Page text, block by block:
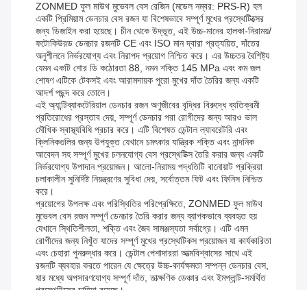
ZONMED ফুল মাউথ মুভেবল বেস রেজিন (মডেল নম্বর: PRS-R) হল
একটি প্রিমিয়াম ডেনচার বেস রজন যা বিশেষভাবে সম্পূর্ণ মুখের প্রস্থেটিক্সের
জন্য ডিজাইন করা হয়েছে। চীন থেকে উদ্ভূত, এই উচ্চ-মানের হালকা-নিরাময়/
ফটোকিউরড ডেনচার রজনটি CE এবং ISO মান দ্বারা প্রত্যয়িত, দাঁতের
অনুশীলনে নির্ভরযোগ্য এবং নিরাপদ প্রয়োগ নিশ্চিত করে। এর উচ্চতর বৈশিষ্ট্য
যেমন একটি শোর ডি কঠোরতা 88, নমন শক্তি 145 MPa এবং কম জল
শোষণ এটিকে টেকসই এবং আরামদায়ক পুরো মুখের দাঁত তৈরির জন্য একটি
আদর্শ পছন্দ করে তোলে।
এই অ্যান্টিব্যাকটেরিয়াল ডেনচার রজন অণুজীবের বৃদ্ধির বিরুদ্ধে ব্যতিক্রমী
প্রতিরোধের প্রস্তাব দেয়, সম্পূর্ণ ডেনচার পরা রোগীদের জন্য আরও ভাল
মৌখিক স্বাস্থ্যবিধি প্রচার করে। এটি বিশেষত ডেন্টাল ল্যাবরেটরি এবং
ক্লিনিকগুলির জন্য উপযুক্ত যেখানে চমৎকার যান্ত্রিক শক্তি এবং নান্দনিক
আবেদন সহ সম্পূর্ণ মুখের চলনযোগ্য বেস প্রস্থেটিক্স তৈরি করার জন্য একটি
নির্ভরযোগ্য উপাদান প্রয়োজন। আলো-নিরাময় পদ্ধতিটি বানোয়াট প্রক্রিয়া
চলাকালীন সুনির্দিষ্ট নিয়ন্ত্রণের সুবিধা দেয়, সর্বোত্তম ফিট এবং ফিনিস নিশ্চিত
করে।
প্রয়োগের উপলক্ষ এবং পরিস্থিতির পরিপ্রেক্ষিতে, ZONMED ফুল মাউথ
মুভেবল বেস রজন সম্পূর্ণ ডেনচার তৈরি করার জন্য ব্যাপকভাবে ব্যবহৃত হয়
যেখানে স্থিতিশীলতা, শক্তি এবং জৈব সামঞ্জস্যতা সর্বাগ্রে। এটি এমন
রোগীদের জন্য নিখুঁত যাদের সম্পূর্ণ মুখের প্রস্থেটিকস প্রয়োজন যা কার্যকারিতা
এবং চেহারা পুনরুদ্ধার করে। ডেন্টাল পেশাদাররা আত্মবিশ্বাসের সাথে এই
রজনটি ব্যবহার করতে পারেন যে ক্ষেত্রে উচ্চ-কার্যক্ষমতা সম্পন্ন ডেনচার বেস,
যার মধ্যে অপসারণযোগ্য সম্পূর্ণ দাঁত, তাত্ক্ষণিক ডেঞ্চার এবং ইমপ্লান্ট-সমর্থিত